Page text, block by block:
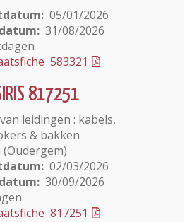
05/01/2026
31/08/2026
583321
817251
leidingen : kabels,
& bakken
02/03/2026
30/09/2026
817251